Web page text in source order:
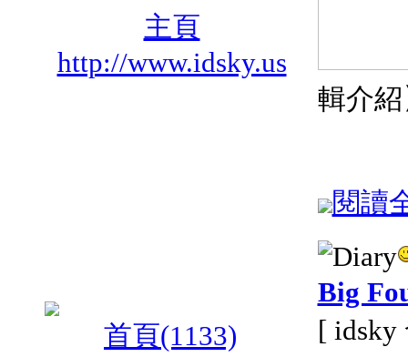
主頁
http://www.idsky.us
首頁(1133)
輯介
閱讀
Big
[ idsky